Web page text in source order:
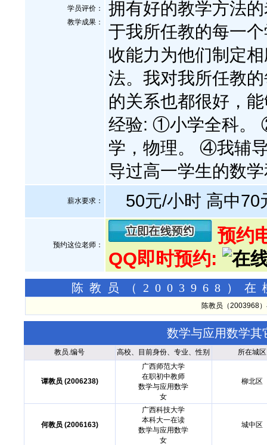
学员评价：
教学成果：
拥有好的教学方法
于我所任教的每一
收能力为他们制定
法。我对我所任教
的关系也都很好，
经验: ①小学全科。
学，物理。 ④我辅
导过高一学生的数
薪水要求： 50元/小时 高中70
预约这位老师：
预约
QQ即时预约:
陈教员（2003968）在
陈教员（2003968
数学与应用数学其
教员.编号 高校、目前身份、专业、性别 所在城区
谭教员 (2006238)
广西师范大学
在职初中教师
数学与应用数学
女
柳北区
何教员 (2006163)
广西科技大学
本科大一在读
数学与应用数学
女
城中区